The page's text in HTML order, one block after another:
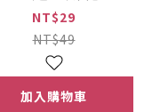
大蒜
NT$29
NT$49
加入購物車